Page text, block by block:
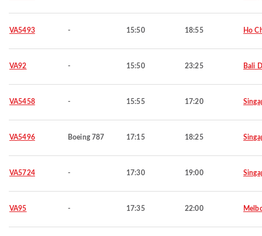
VA5493 - 15:50 18:55 Ho
VA92 - 15:50 23:25 Bali
VA5458 - 15:55 17:20
VA5496 Boeing 787 17:15 18:25
VA5724 - 17:30 19:00
VA95 - 17:35 22:00